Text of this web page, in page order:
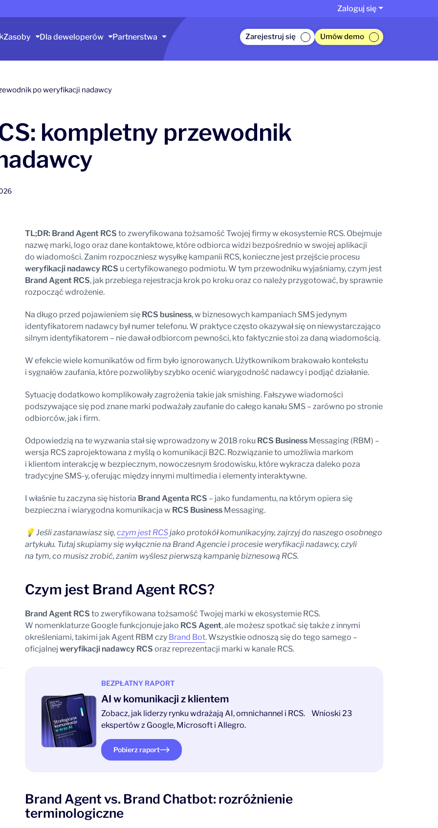
Zaloguj się
Zasoby Dla deweloperów Partnerstwa Zarejestruj się Umów demo
po weryfikacji nadawcy
kompletny przewodnik
TL;DR: Brand Agent RCS to zweryfikowana tożsamość Twojej firmy w ekosystemie RCS. Obejmuje
nazwę marki, logo oraz dane kontaktowe, które odbiorca widzi bezpośrednio w swojej aplikacji
do wiadomości. Zanim rozpoczniesz wysyłkę kampanii RCS, konieczne jest przejście procesu
weryfikacji nadawcy RCS u certyfikowanego podmiotu. W tym przewodniku wyjaśniamy, czym jest
Brand Agent RCS, jak przebiega rejestracja krok po kroku oraz co należy przygotować, by sprawnie
rozpocząć wdrożenie.
Na długo przed pojawieniem się RCS business, w biznesowych kampaniach SMS jedynym
identyfikatorem nadawcy był numer telefonu. W praktyce często okazywał się on niewystarczająco
silnym identyfikatorem – nie dawał odbiorcom pewności, kto faktycznie stoi za daną wiadomością.
W efekcie wiele komunikatów od firm było ignorowanych. Użytkownikom brakowało kontekstu
i sygnałów zaufania, które pozwoliłyby szybko ocenić wiarygodność nadawcy i podjąć działanie.
Sytuację dodatkowo komplikowały zagrożenia takie jak smishing. Fałszywe wiadomości
podszywające się pod znane marki podważały zaufanie do całego kanału SMS – zarówno po stronie
odbiorców, jak i firm.
Odpowiedzią na te wyzwania stał się wprowadzony w 2018 roku RCS BusinessMessaging (RBM) –
wersja RCS zaprojektowana z myślą o komunikacji B2C. Rozwiązanie to umożliwia markom
i klientom interakcję w bezpiecznym, nowoczesnym środowisku, które wykracza daleko poza
tradycyjne SMS-y, oferując między innymi multimedia i elementy interaktywne.
I właśnie tu zaczyna się historia Brand Agenta RCS – jako fundamentu, na którym opiera się
bezpieczna i wiarygodna komunikacja w RCS BusinessMessaging.
💡 Jeśli zastanawiasz się, czym jest RCSjako protokół komunikacyjny, zajrzyj do naszego osobnego
artykułu. Tutaj skupiamy się wyłącznie na Brand Agencie i procesie weryfikacji nadawcy, czyli
na tym, co musisz zrobić, zanim wyślesz pierwszą kampanię biznesową RCS.
Czym jest Brand Agent RCS?
Brand Agent RCS to zweryfikowana tożsamość Twojej marki w ekosystemie RCS.
W nomenklaturze Google funkcjonuje jako RCS Agent, ale możesz spotkać się także z innymi
określeniami, takimi jak Agent RBM czy Brand Bot. Wszystkie odnoszą się do tego samego –
oficjalnej weryfikacji nadawcy RCS oraz reprezentacji marki w kanale RCS.
BEZPŁATNY RAPORT
AI w komunikacji z klientem
Zobacz, jak liderzy rynku wdrażają AI, omnichannel i RCS. Wnioski 23
ekspertów z Google, Microsoft i Allegro.
Pobierz raport
Brand Agent vs. Brand Chatbot: rozróżnienie
terminologiczne